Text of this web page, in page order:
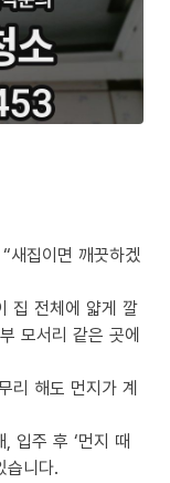
새집이면 깨끗하겠
집 전체에 얇게 깔
모서리 같은 곳에
리 해도 먼지가 계
입주 후 ‘먼지 때
습니다.